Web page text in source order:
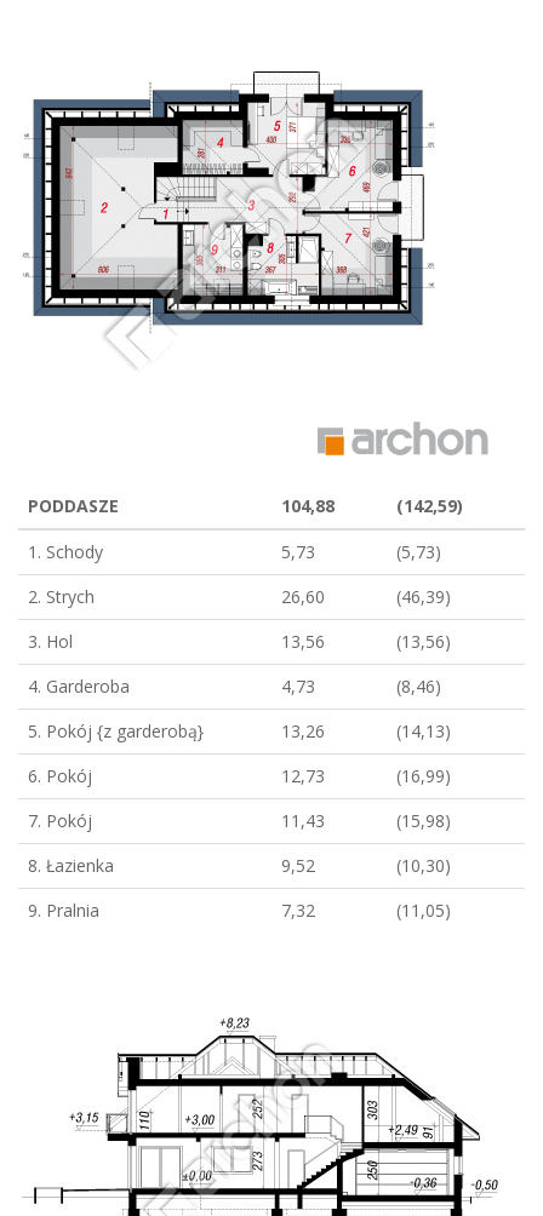
PODDASZE 104,88
(142,59)
1. Schody
5,73
(5,73)
2. Strych
26,60
(46,39)
3. Hol
13,56
(13,56)
4. Garderoba
4,73
(8,46)
5. Pokój {z garderobą}
13,26
(14,13)
6. Pokój
12,73
(16,99)
7. Pokój
11,43
(15,98)
8. Łazienka
9,52
(10,30)
9. Pralnia
7,32 (11,05)